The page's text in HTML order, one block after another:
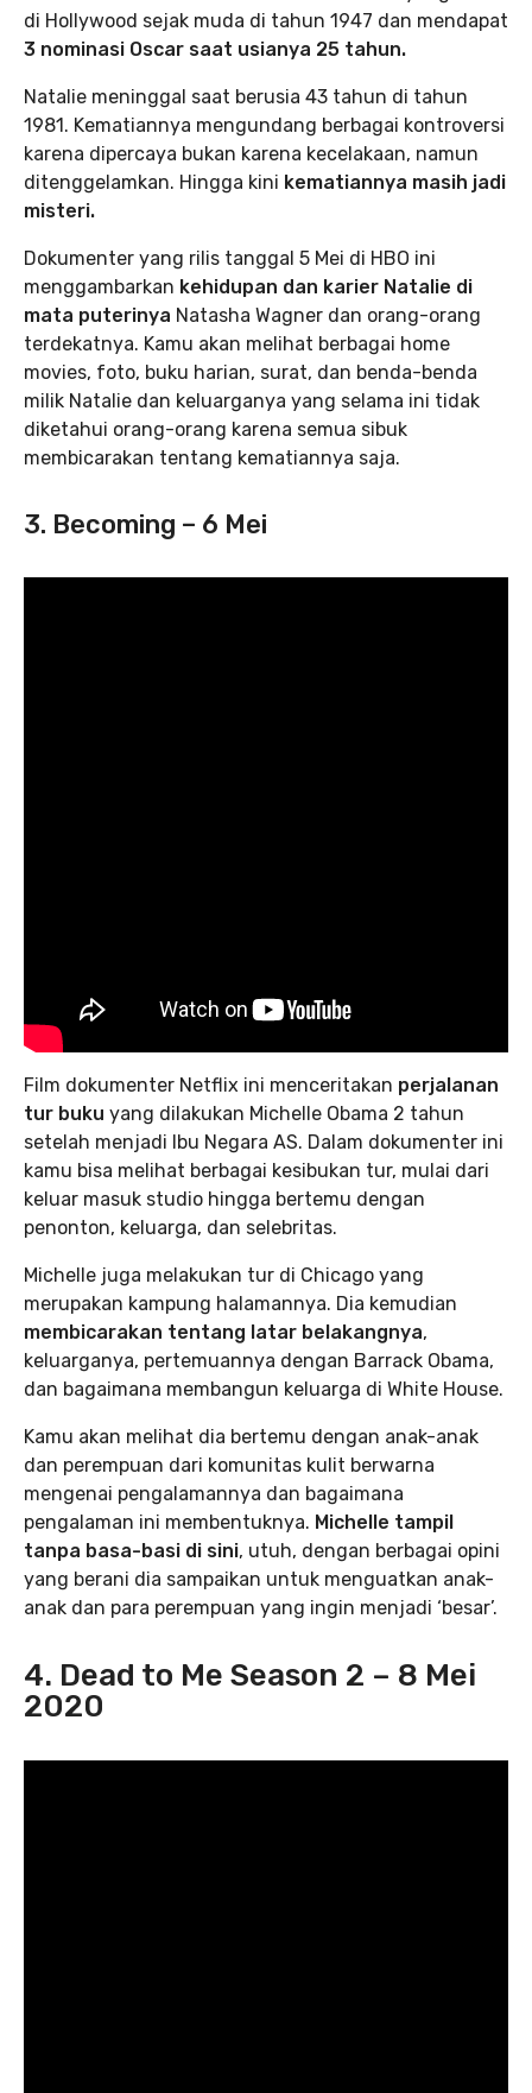
di Hollywood sejak muda di tahun 1947 dan mendapat
3 nominasi Oscar saat usianya 25 tahun.
Natalie meninggal saat berusia 43 tahun di tahun
1981. Kematiannya mengundang berbagai kontroversi
karena dipercaya bukan karena kecelakaan, namun
ditenggelamkan. Hingga kini kematiannya masih jadi
misteri.
Dokumenter yang rilis tanggal 5 Mei di HBO ini
menggambarkan kehidupan dan karier Natalie di
mata puterinya Natasha Wagner dan orang-orang
terdekatnya. Kamu akan melihat berbagai home
movies, foto, buku harian, surat, dan benda-benda
milik Natalie dan keluarganya yang selama ini tidak
diketahui orang-orang karena semua sibuk
membicarakan tentang kematiannya saja.
3. Becoming – 6 Mei
Film dokumenter Netflix ini menceritakan perjalanan
tur buku yang dilakukan Michelle Obama 2 tahun
setelah menjadi Ibu Negara AS. Dalam dokumenter ini
kamu bisa melihat berbagai kesibukan tur, mulai dari
keluar masuk studio hingga bertemu dengan
penonton, keluarga, dan selebritas.
Michelle juga melakukan tur di Chicago yang
merupakan kampung halamannya. Dia kemudian
membicarakan tentang latar belakangnya,
keluarganya, pertemuannya dengan Barrack Obama,
dan bagaimana membangun keluarga di White House.
Kamu akan melihat dia bertemu dengan anak-anak
dan perempuan dari komunitas kulit berwarna
mengenai pengalamannya dan bagaimana
pengalaman ini membentuknya. Michelle tampil
tanpa basa-basi di sini, utuh, dengan berbagai opini
yang berani dia sampaikan untuk menguatkan anak-
anak dan para perempuan yang ingin menjadi ‘besar’.
4. Dead to Me Season 2 – 8 Mei
2020